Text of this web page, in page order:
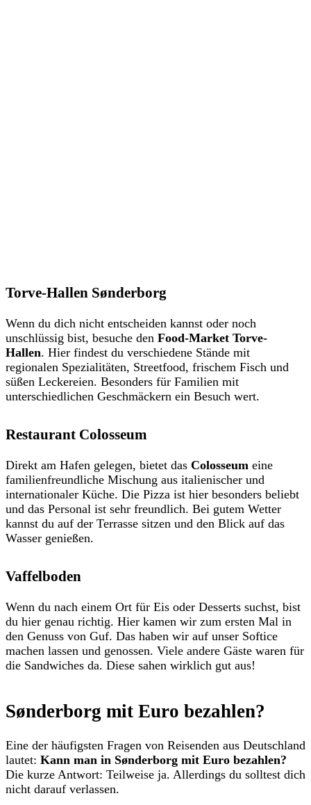
Torve-Hallen Sønderborg
Wenn du dich nicht entscheiden kannst oder noch
unschlüssig bist, besuche den Food-Market Torve-
Hallen. Hier findest du verschiedene Stände mit
regionalen Spezialitäten, Streetfood, frischem Fisch und
süßen Leckereien. Besonders für Familien mit
unterschiedlichen Geschmäckern ein Besuch wert.
Restaurant Colosseum
Direkt am Hafen gelegen, bietet das Colosseum eine
familienfreundliche Mischung aus italienischer und
internationaler Küche. Die Pizza ist hier besonders beliebt
und das Personal ist sehr freundlich. Bei gutem Wetter
kannst du auf der Terrasse sitzen und den Blick auf das
Wasser genießen.
Vaffelboden
Wenn du nach einem Ort für Eis oder Desserts suchst, bist
du hier genau richtig. Hier kamen wir zum ersten Mal in
den Genuss von Guf. Das haben wir auf unser Softice
machen lassen und genossen. Viele andere Gäste waren für
die Sandwiches da. Diese sahen wirklich gut aus!
Sønderborg mit Euro bezahlen?
Eine der häufigsten Fragen von Reisenden aus Deutschland
lautet: Kann man in Sønderborg mit Euro bezahlen?
Die kurze Antwort: Teilweise ja. Allerdings du solltest dich
nicht darauf verlassen.